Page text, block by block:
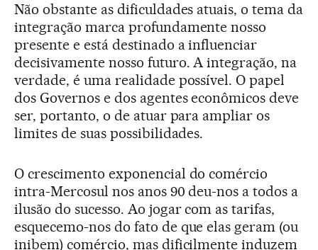
Não obstante as dificuldades atuais, o tema da
integração marca profundamente nosso
presente e está destinado a influenciar
decisivamente nosso futuro. A integração, na
verdade, é uma realidade possível. O papel
dos Governos e dos agentes econômicos deve
ser, portanto, o de atuar para ampliar os
limites de suas possibilidades.
O crescimento exponencial do comércio
intra-Mercosul nos anos 90 deu-nos a todos a
ilusão do sucesso. Ao jogar com as tarifas,
esquecemo-nos do fato de que elas geram (ou
inibem) comércio, mas dificilmente induzem